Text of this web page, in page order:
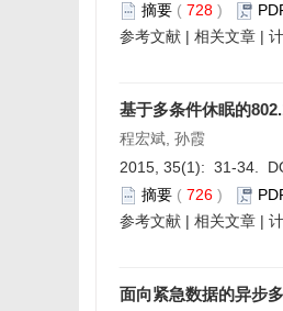
摘要 ( 728 )
参考文献 | 相关文章 |
基于多条件休眠的
程宏斌, 孙霞
2015, 35(1): 31-34.
摘要 ( 726 )
参考文献 | 相关文章 |
面向紧急数据的异步